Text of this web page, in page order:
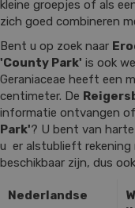
kleine groepjes of als
zich goed combineren
Bent u op zoek naar
'County Park' is ook
Geraniaceae heeft een
centimeter. De
informatie ontvangen
Park'? U bent van
u er alstublieft rekening
beschikbaar zijn, dus
Nederlandse